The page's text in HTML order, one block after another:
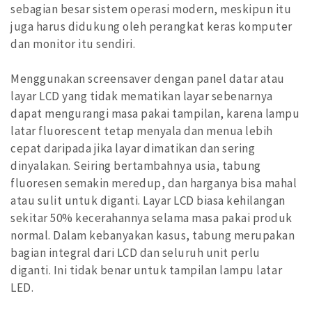
sebagian besar sistem operasi modern, meskipun itu
juga harus didukung oleh perangkat keras komputer
dan monitor itu sendiri.
Menggunakan screensaver dengan panel datar atau
layar LCD yang tidak mematikan layar sebenarnya
dapat mengurangi masa pakai tampilan, karena lampu
latar fluorescent tetap menyala dan menua lebih
cepat daripada jika layar dimatikan dan sering
dinyalakan. Seiring bertambahnya usia, tabung
fluoresen semakin meredup, dan harganya bisa mahal
atau sulit untuk diganti. Layar LCD biasa kehilangan
sekitar 50% kecerahannya selama masa pakai produk
normal. Dalam kebanyakan kasus, tabung merupakan
bagian integral dari LCD dan seluruh unit perlu
diganti. Ini tidak benar untuk tampilan lampu latar
LED.